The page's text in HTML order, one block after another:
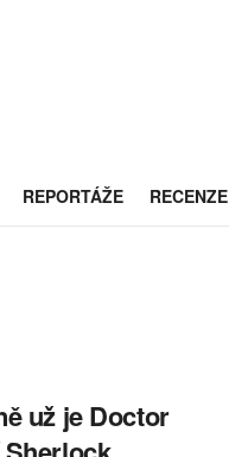
REPORTÁŽE RECENZE
už je Doctor